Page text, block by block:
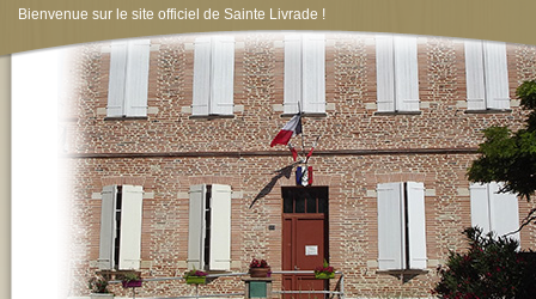
Bienvenue sur le site officiel de Sainte Livrade !